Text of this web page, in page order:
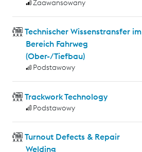
Zaawansowany
Technischer Wissenstransfer im
Bereich Fahrweg
(Ober-/Tiefbau)
Podstawowy
Trackwork Technology
Podstawowy
Turnout Defects & Repair
Welding